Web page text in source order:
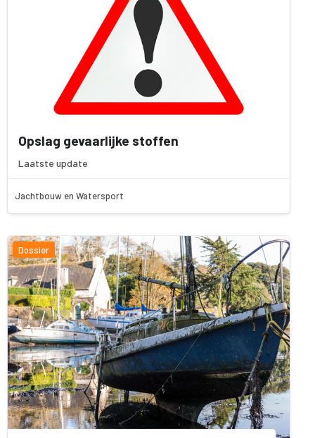
Opslag gevaarlijke stoffen
Laatste update
Jachtbouw en Watersport
Dossier